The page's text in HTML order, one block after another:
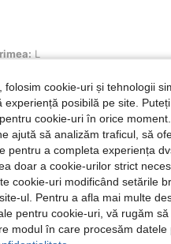
L
folosim cookie-uri și tehnologii
posibilă pe site.
cookie-uri în orice
ajută să analizăm traficul, să
pentru a completa experiența
doar a cookie-urilor strict
cookie-uri modificând setările
ul. Pentru a afla mai multe
pentru cookie-uri, vă rugăm
modul în care procesăm datele